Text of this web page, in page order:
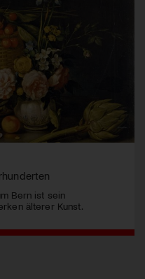
Bern ist sein
älterer Kunst.